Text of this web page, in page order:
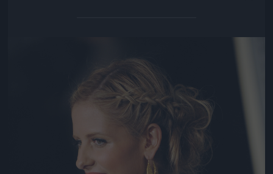
Jön még kép!